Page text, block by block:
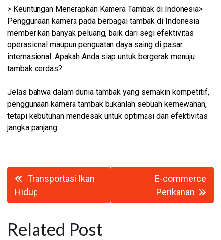
> Keuntungan Menerapkan Kamera Tambak di Indonesia>
Penggunaan kamera pada berbagai tambak di Indonesia
memberikan banyak peluang, baik dari segi efektivitas
operasional maupun penguatan daya saing di pasar
internasional. Apakah Anda siap untuk bergerak menuju
tambak cerdas?
Jelas bahwa dalam dunia tambak yang semakin kompetitif,
penggunaan kamera tambak bukanlah sebuah kemewahan,
tetapi kebutuhan mendesak untuk optimasi dan efektivitas
jangka panjang.
Navigasi
pos
Transportasi Ikan
Hidup
E-commerce
Perikanan
Related Post